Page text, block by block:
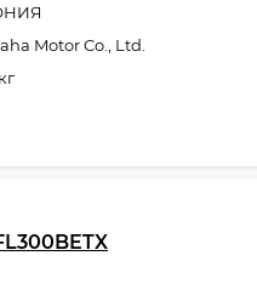
Motor Co., Ltd.